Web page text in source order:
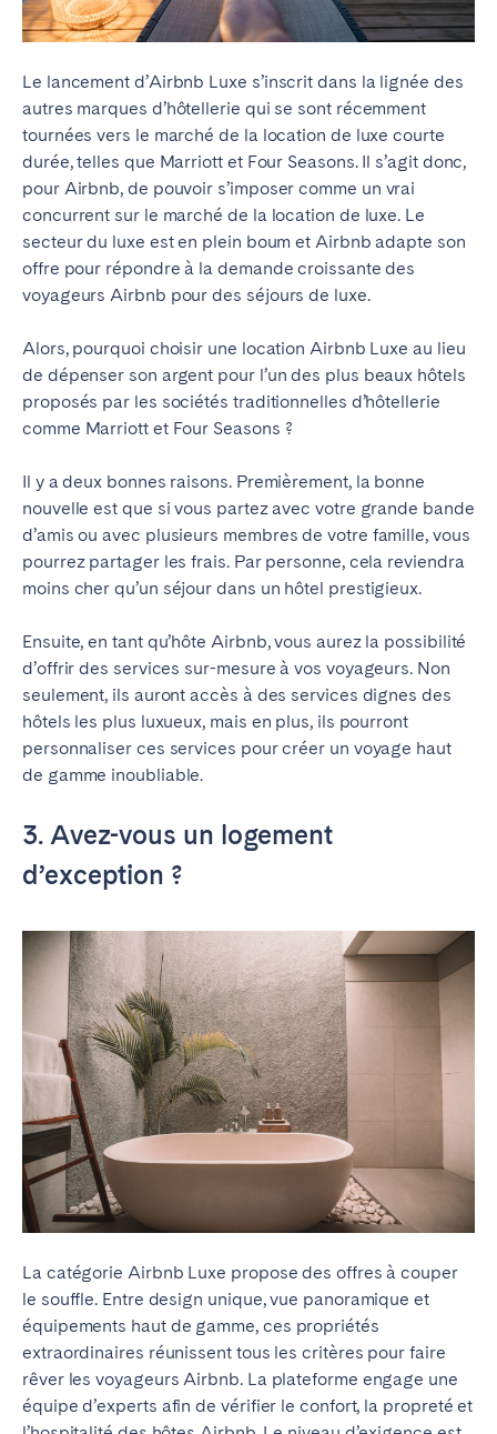
Le lancement d’Airbnb Luxe s’inscrit dans la lignée des
autres marques d’hôtellerie qui se sont récemment
tournées vers le marché de la location de luxe courte
durée, telles que Marriott et Four Seasons. Il s’agit donc,
pour Airbnb, de pouvoir s’imposer comme un vrai
concurrent sur le marché de la location de luxe. Le
secteur du luxe est en plein boum et Airbnb adapte son
offre pour répondre à la demande croissante des
voyageurs Airbnb pour des séjours de luxe.
Alors, pourquoi choisir une location Airbnb Luxe au lieu
de dépenser son argent pour l’un des plus beaux hôtels
proposés par les sociétés traditionnelles d’hôtellerie
comme Marriott et Four Seasons ?
Il y a deux bonnes raisons. Premièrement, la bonne
nouvelle est que si vous partez avec votre grande bande
d’amis ou avec plusieurs membres de votre famille, vous
pourrez partager les frais. Par personne, cela reviendra
moins cher qu’un séjour dans un hôtel prestigieux.
Ensuite, en tant qu’hôte Airbnb, vous aurez la possibilité
d’offrir des services sur-mesure à vos voyageurs. Non
seulement, ils auront accès à des services dignes des
hôtels les plus luxueux, mais en plus, ils pourront
personnaliser ces services pour créer un voyage haut
de gamme inoubliable.
3. Avez-vous un logement
d’exception ?
La catégorie Airbnb Luxe propose des offres à couper
le souffle. Entre design unique, vue panoramique et
équipements haut de gamme, ces propriétés
extraordinaires réunissent tous les critères pour faire
rêver les voyageurs Airbnb. La plateforme engage une
équipe d’experts afin de vérifier le confort, la propreté et